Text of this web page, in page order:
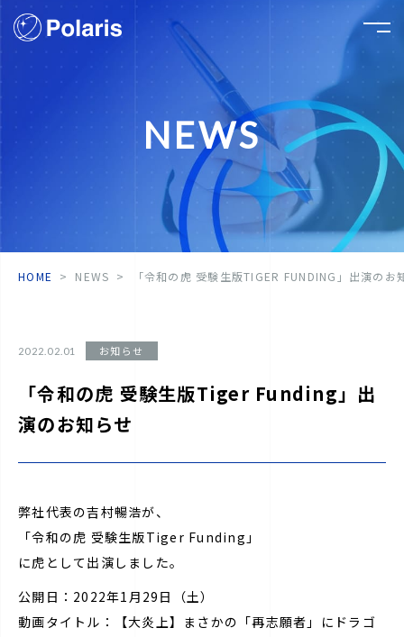
NEWS
HOME NEWS 「令和の虎 受験生版TIGER FUNDING」出演のお
2022.02.01 お知らせ
「令和の虎 受験生版Tiger Funding」出
演のお知らせ
弊社代表の吉村暢浩が、
「令和の虎 受験生版Tiger Funding」
に虎として出演しました。
公開日：2022年1月29日（土）
動画タイトル：【大炎上】まさかの「再志願者」にドラゴ